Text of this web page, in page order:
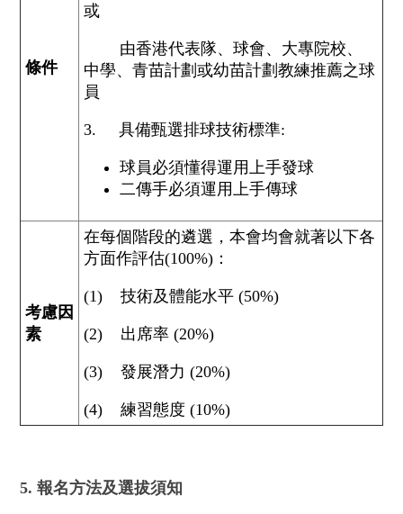
條件
或
由香港代表隊、球會、大專院校、
中學、青苗計劃或幼苗計劃教練推薦之球
員
3. 具備甄選排球技術標準:
球員必須懂得運用上手發球
二傳手必須運用上手傳球
考慮因
素
在每個階段的遴選，本會均會就著以下各
方面作評估(100%)：
(1) 技術及體能水平 (50%)
(2) 出席率 (20%)
(3) 發展潛力 (20%)
(4) 練習態度 (10%)
5. 報名方法及選拔須知